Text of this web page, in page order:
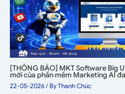
[THÔNG BÁO] MKT Software Big
mới của phần mềm Marketing AI
22-05-2026/ ByThanh Chúc